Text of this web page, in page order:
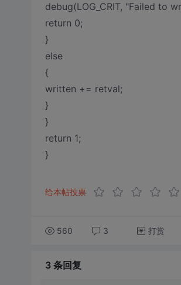
debug(LOG_CRIT, "Failed to
return 0;
}
else
{
written += retval;
}
}
return 1;
}
给本帖投票
560 3 打赏
3 条回复